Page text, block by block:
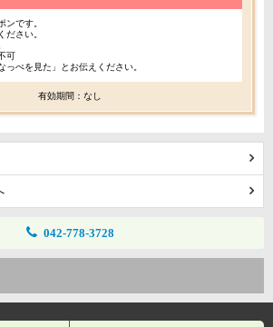
です。
さい。
可
ぺを見た」とお伝えください。
有効期間：なし
042-778-3728